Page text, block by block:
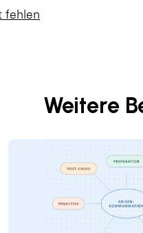
fehlen
Weitere